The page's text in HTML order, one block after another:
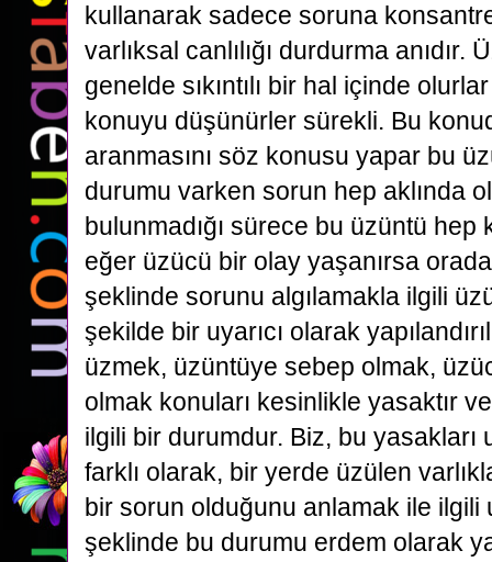
kullanarak sadece soruna
varlıksal canlılığı durdurma anıdır.
genelde sıkıntılı bir hal içinde
konuyu düşünürler sürekli. Bu
aranmasını söz konusu yapar bu
durumu varken sorun hep aklında
bulunmadığı sürece bu üzüntü hep
eğer üzücü bir olay yaşanırsa
şeklinde sorunu algılamakla ilgili
şekilde bir uyarıcı olarak
üzmek, üzüntüye sebep olmak,
olmak konuları kesinlikle yasaktır
ilgili bir durumdur. Biz, bu yasakları
farklı olarak, bir yerde üzülen
bir sorun olduğunu anlamak ile ilgili
şeklinde bu durumu erdem olarak